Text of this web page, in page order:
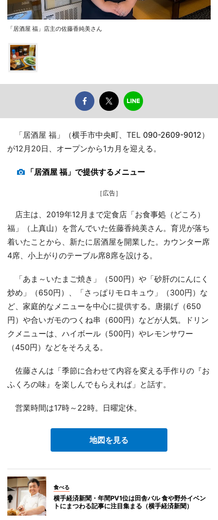
「居酒屋 福」店主の佐藤香純美さん
「居酒屋 福」（横手市中央町、TEL 090-2609-9012）
が12月20日、オープンから1カ月を迎える。
「居酒屋 福」で提供するメニュー
［広告］
店主は、2019年12月まで定食店「お食事処（どころ）
福」（上真山）を営んでいた佐藤香純美さん。育児が落ち
着いたことから、新たに居酒屋を開業した。カウンター席
4席、小上がりのテーブル席8席を設ける。
「あま～いたまご焼き」（500円）や「砂肝のにんにく
炒め」（650円）、「さっぱりモロキュウ」（300円）な
ど、家庭的なメニューを中心に提供する。唐揚げ（650
円）や合いガモのつくね串（600円）などが人気。ドリン
クメニューは、ハイボール（500円）やレモンサワー
（450円）などをそろえる。
佐藤さんは「季節に合わせて内容を変える手作りの『お
ふくろの味』を楽しんでもらえれば」と話す。
営業時間は17時～22時。日曜定休。
地図を見る
食べる
横手経済新聞・年間PV1位は田舎バル 食や野外イベン
トにまつわる記事に注目集まる（横手経済新聞）